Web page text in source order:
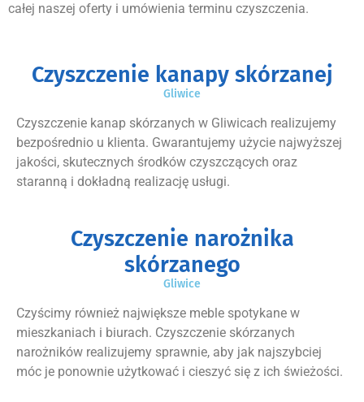
całej naszej oferty i umówienia terminu czyszczenia.
Czyszczenie kanapy skórzanej
Gliwice
Czyszczenie kanap skórzanych w Gliwicach realizujemy
bezpośrednio u klienta. Gwarantujemy użycie najwyższej
jakości, skutecznych środków czyszczących oraz
staranną i dokładną realizację usługi.
Czyszczenie narożnika
skórzanego
Gliwice
Czyścimy również największe meble spotykane w
mieszkaniach i biurach. Czyszczenie skórzanych
narożników realizujemy sprawnie, aby jak najszybciej
móc je ponownie użytkować i cieszyć się z ich świeżości.